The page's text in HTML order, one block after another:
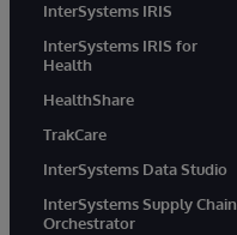
InterSystems IRIS
InterSystems IRIS for
Health
HealthShare
TrakCare
InterSystems Data Studio
InterSystems Supply Chain
Orchestrator